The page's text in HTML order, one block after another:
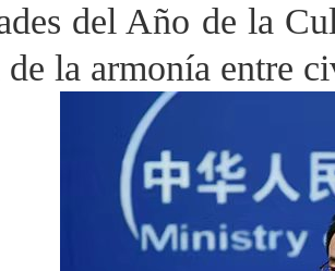
del Año de la
de la armonía entre